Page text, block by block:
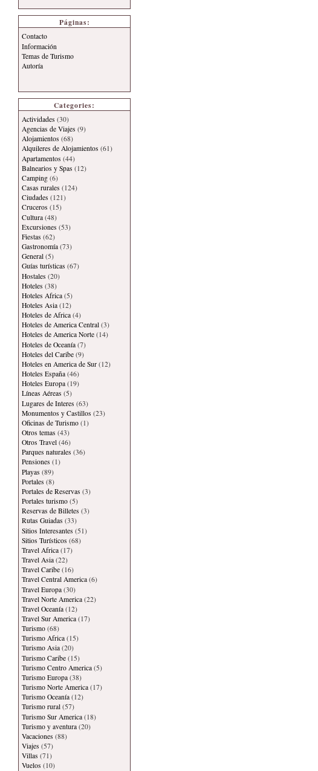
Páginas:
Contacto
Información
Temas de Turismo
Autoría
Categories:
Actividades (30)
Agencias de Viajes (9)
Alojamientos (68)
Alquileres de Alojamientos (61)
Apartamentos (44)
Balnearios y Spas (12)
Camping (6)
Casas rurales (124)
Ciudades (121)
Cruceros (15)
Cultura (48)
Excursiones (53)
Fiestas (62)
Gastronomía (73)
General (5)
Guías turísticas (67)
Hostales (20)
Hoteles (38)
Hoteles Africa (5)
Hoteles Asia (12)
Hoteles de Africa (4)
Hoteles de America Central (3)
Hoteles de America Norte (14)
Hoteles de Oceanía (7)
Hoteles del Caribe (9)
Hoteles en America de Sur (12)
Hoteles España (46)
Hoteles Europa (19)
Líneas Aéreas (5)
Lugares de Interes (63)
Monumentos y Castillos (23)
Oficinas de Turismo (1)
Otros temas (43)
Otros Travel (46)
Parques naturales (36)
Pensiones (1)
Playas (89)
Portales (8)
Portales de Reservas (3)
Portales turismo (5)
Reservas de Billetes (3)
Rutas Guiadas (33)
Sitios Interesantes (51)
Sitios Turísticos (68)
Travel Africa (17)
Travel Asia (22)
Travel Caribe (16)
Travel Central America (6)
Travel Europa (30)
Travel Norte America (22)
Travel Oceanía (12)
Travel Sur America (17)
Turismo (68)
Turismo Africa (15)
Turismo Asia (20)
Turismo Caribe (15)
Turismo Centro America (5)
Turismo Europa (38)
Turismo Norte America (17)
Turismo Oceanía (12)
Turismo rural (57)
Turismo Sur America (18)
Turismo y aventura (20)
Vacaciones (88)
Viajes (57)
Villas (71)
Vuelos (10)